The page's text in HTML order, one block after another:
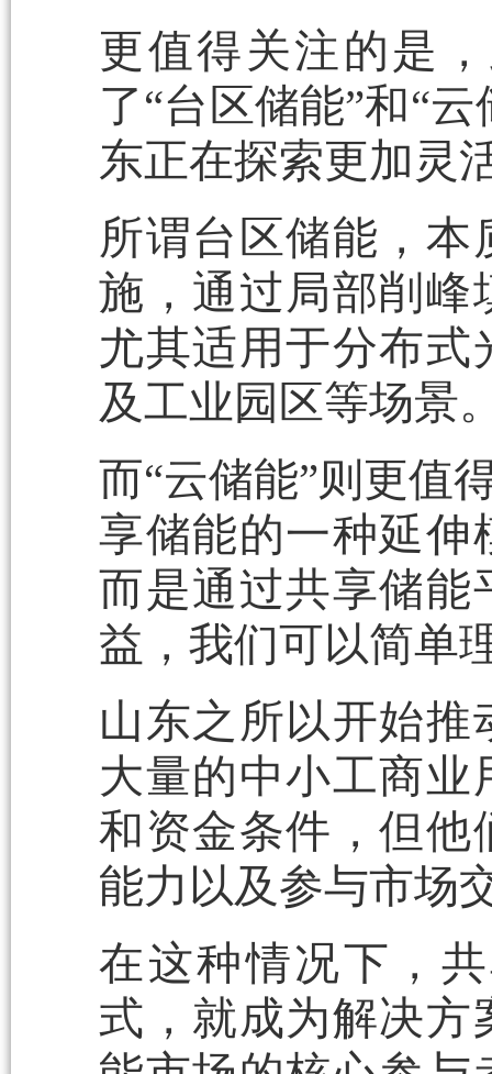
更值得关注的是
了“台区储能”和“
东正在探索更加灵
所谓台区储能，
施，通过局部削峰
尤其适用于分布
及工业园区等场景
而“云储能”则更值
享储能的一种延伸
而是通过共享储能
益，我们可以简单
山东之所以开始
大量的中小工商
和资金条件，但他
能力以及参与市场
在这种情况下，
式，就成为解决方